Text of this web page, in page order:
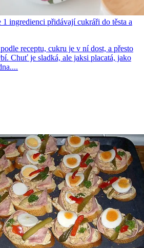
1 ingredienci přidávají cukráři do těsta a
receptu, cukru je v ní dost, a přesto
Chuť je sladká, ale jaksi placatá, jako